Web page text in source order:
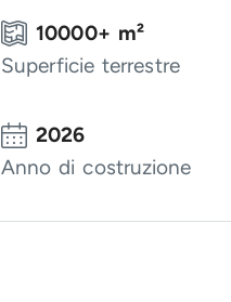
10000+ m²
Superficie terrestre
2026
Anno di costruzione